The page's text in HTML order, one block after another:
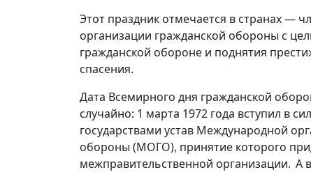
Этот праздник отмечается в странах —
организации гражданской обороны с
гражданской обороне и поднятия
спасения.
Дата Всемирного дня гражданской
случайно: 1 марта 1972 года вступил в
государствами устав Международной
обороны (МОГО), принятие которого
межправительственной организации. А